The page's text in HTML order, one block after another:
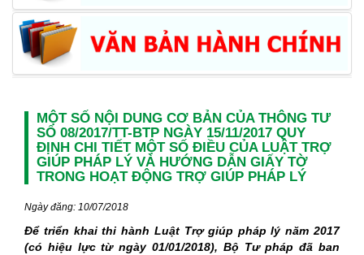
MỘT SỐ NỘI DUNG CƠ BẢN CỦA THÔNG TƯ
SỐ 08/2017/TT-BTP NGÀY 15/11/2017 QUY
ĐỊNH CHI TIẾT MỘT SỐ ĐIỀU CỦA LUẬT TRỢ
GIÚP PHÁP LÝ VÀ HƯỚNG DẪN GIẤY TỜ
TRONG HOẠT ĐỘNG TRỢ GIÚP PHÁP LÝ
Ngày đăng: 10/07/2018
Để triển khai thi hành Luật Trợ giúp pháp lý năm 2017
(có hiệu lực từ ngày 01/01/2018), Bộ Tư pháp đã ban